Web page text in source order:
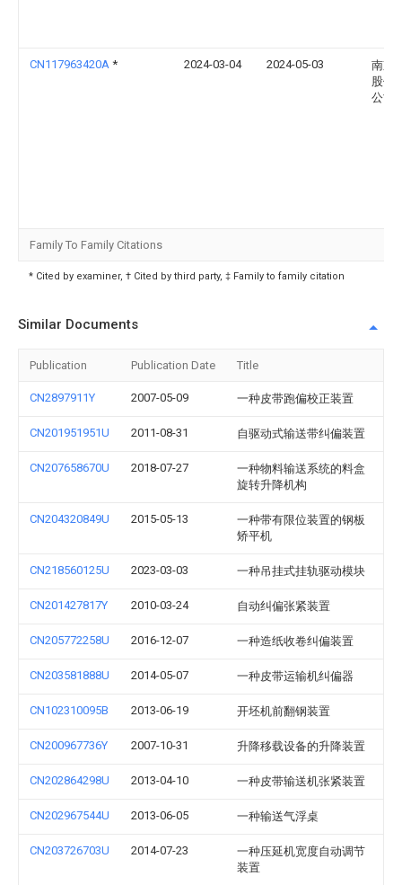
CN117963420A * 2024-03-04 2024-05-03
南京
股份
公司
Family To Family Citations
* Cited by examiner, † Cited by third party, ‡ Family to family citation
Similar Documents
Publication Publication Date Title
CN2897911Y 2007-05-09 一种皮带跑偏校正装置
CN201951951U 2011-08-31 自驱动式输送带纠偏装置
CN207658670U 2018-07-27
一种物料输送系统的料盒
旋转升降机构
CN204320849U 2015-05-13
一种带有限位装置的钢板
矫平机
CN218560125U 2023-03-03 一种吊挂式挂轨驱动模块
CN201427817Y 2010-03-24 自动纠偏张紧装置
CN205772258U 2016-12-07 一种造纸收卷纠偏装置
CN203581888U 2014-05-07 一种皮带运输机纠偏器
CN102310095B 2013-06-19 开坯机前翻钢装置
CN200967736Y 2007-10-31 升降移载设备的升降装置
CN202864298U 2013-04-10 一种皮带输送机张紧装置
CN202967544U 2013-06-05 一种输送气浮桌
CN203726703U 2014-07-23
一种压延机宽度自动调节
装置